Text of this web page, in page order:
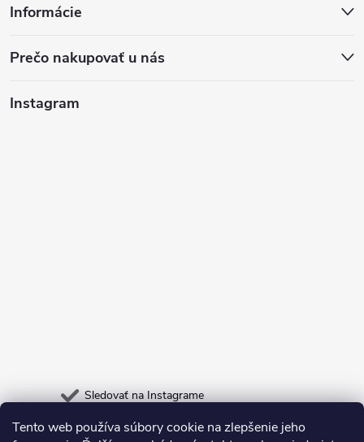
Tento web používa súbory cookie na zlepšenie jeho
Informácie
Prečo nakupovať u nás
Instagram
Sledovať na Instagrame